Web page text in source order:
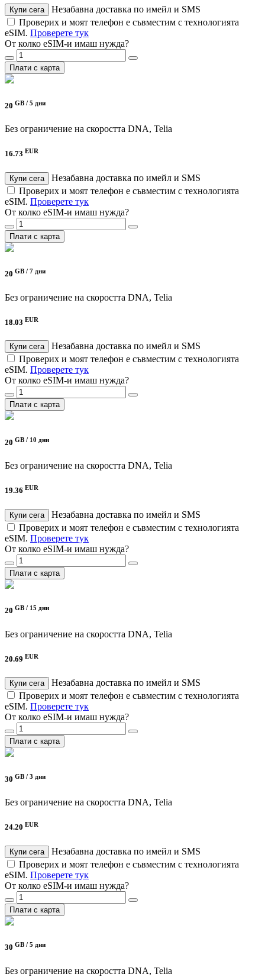
Купи сега
Незабавна доставка по имейл и SMS
Проверих и моят телефон е съвместим с технологията
eSIM. Проверете тук
От колко eSIM-и имаш нужда?
Плати с карта
20 GB / 5 дни
Без ограничение на скоростта DNA, Telia
16.73 EUR
Купи сега
Незабавна доставка по имейл и SMS
Проверих и моят телефон е съвместим с технологията
eSIM. Проверете тук
От колко eSIM-и имаш нужда?
Плати с карта
20 GB / 7 дни
Без ограничение на скоростта DNA, Telia
18.03 EUR
Купи сега
Незабавна доставка по имейл и SMS
Проверих и моят телефон е съвместим с технологията
eSIM. Проверете тук
От колко eSIM-и имаш нужда?
Плати с карта
20 GB / 10 дни
Без ограничение на скоростта DNA, Telia
19.36 EUR
Купи сега
Незабавна доставка по имейл и SMS
Проверих и моят телефон е съвместим с технологията
eSIM. Проверете тук
От колко eSIM-и имаш нужда?
Плати с карта
20 GB / 15 дни
Без ограничение на скоростта DNA, Telia
20.69 EUR
Купи сега
Незабавна доставка по имейл и SMS
Проверих и моят телефон е съвместим с технологията
eSIM. Проверете тук
От колко eSIM-и имаш нужда?
Плати с карта
30 GB / 3 дни
Без ограничение на скоростта DNA, Telia
24.20 EUR
Купи сега
Незабавна доставка по имейл и SMS
Проверих и моят телефон е съвместим с технологията
eSIM. Проверете тук
От колко eSIM-и имаш нужда?
Плати с карта
30 GB / 5 дни
Без ограничение на скоростта DNA, Telia